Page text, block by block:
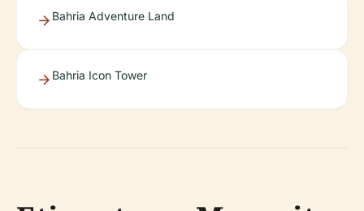
Bahria Adventure Land
Bahria Icon Tower